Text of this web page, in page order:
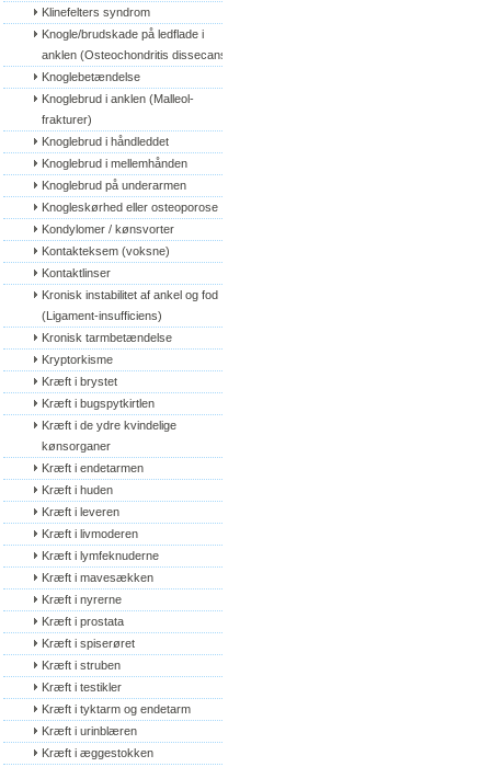
Klinefelters syndrom
Knogle/brudskade på ledflade i
anklen (Osteochondritis dissecans)
Knoglebetændelse
Knoglebrud i anklen (Malleol-
frakturer)
Knoglebrud i håndleddet
Knoglebrud i mellemhånden
Knoglebrud på underarmen
Knogleskørhed eller osteoporose
Kondylomer / kønsvorter
Kontakteksem (voksne)
Kontaktlinser
Kronisk instabilitet af ankel og fod
(Ligament-insufficiens)
Kronisk tarmbetændelse
Kryptorkisme
Kræft i brystet
Kræft i bugspytkirtlen
Kræft i de ydre kvindelige
kønsorganer
Kræft i endetarmen
Kræft i huden
Kræft i leveren
Kræft i livmoderen
Kræft i lymfeknuderne
Kræft i mavesækken
Kræft i nyrerne
Kræft i prostata
Kræft i spiserøret
Kræft i struben
Kræft i testikler
Kræft i tyktarm og endetarm
Kræft i urinblæren
Kræft i æggestokken